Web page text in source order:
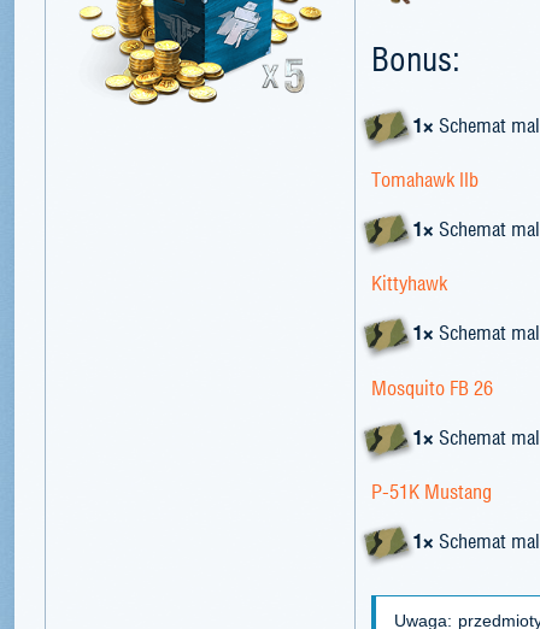
Bonus:
1× Schemat
Tomahawk IIb
1× Schemat
Kittyhawk
1× Schemat
Mosquito FB 26
1× Schemat
P-51K Mustang
1× Schemat
Uwaga: